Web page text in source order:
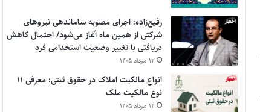
رفیع‌زاده: اجرای مصوبه ساماندهی نیروهای
شرکتی از همین ماه آغاز می‌شود/ احتمال کاهش
دریافتی با تغییر وضعیت استخدامی فرد
۱۲ مرداد ۱۴۰۵
انواع مالکیت املاک در حقوق ثبتی؛ معرفی ۱۱
نوع مالکیت ملک
۱۲ مرداد ۱۴۰۵